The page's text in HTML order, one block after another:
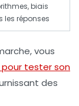
biais
les réponses
vous
tester son
des